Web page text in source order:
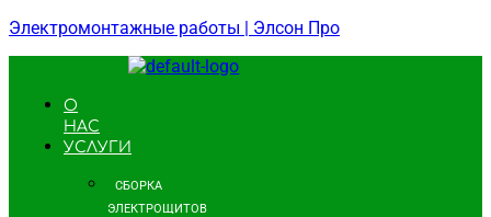
Электромонтажные работы | Элсон Про
О
НАС
УСЛУГИ
СБОРКА
ЭЛЕКТРОЩИТОВ